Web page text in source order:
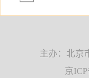
主办：北京
京